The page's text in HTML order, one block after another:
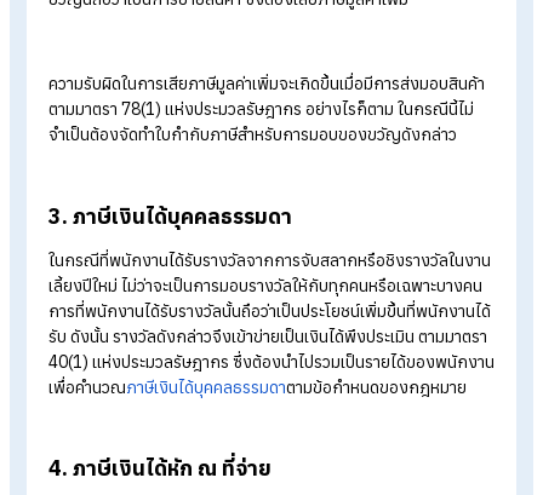
ภาษีซื้อ:ภาษีซื้อที่เกิดจากค่าของขวัญสำหรับพนักงานในวันปีใหม่
การคำนวณภาษีมูลค่าเพิ่มได้
อย่างไรก็ตาม หากของขวัญปีใหม่ดังกล่าวถูกแจกให้พนักงานทุก
คนในลักษณะของสวัสดิการ โดยไม่มีการมอบให้เฉพาะบุคคลใดบุค
หนึ่งเท่านั้น จะถือว่าเป็นสวัสดิการที่เกี่ยวข้องโดยตรงกับการประก
กิจการ และสามารถนำภาษีซื้อนั้นมาหักในการคำนวณภาษีมูลค่าเ